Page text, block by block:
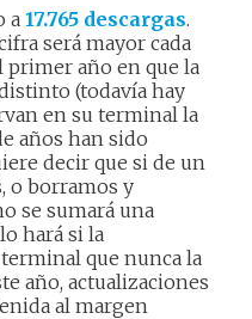
a 17.765 descargas.
será mayor cada
primer año en que la
(todavía hay
en su terminal la
años han sido
decir que si de un
o borramos y
se sumará una
hará si la
que nunca la
año, actualizaciones
al margen